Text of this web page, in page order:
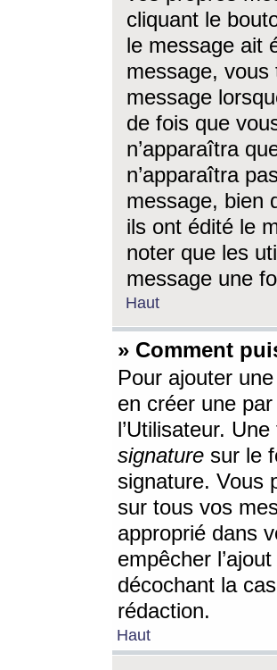
cliquant le
le message ait
message,
message
de fois que
n’apparaîtra
n’apparaîtra
message, bien
ils ont édité le
noter que les
message une
Haut
» Comment
Pour ajouter
en créer une
l’Utilisateur.
signature sur le
signature. Vous
sur tous vos
approprié dans
empêcher
décochant la
rédaction.
Haut